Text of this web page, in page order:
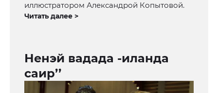
иллюстратором Александрой Копытовой.
Читать далее >
Ненэй вадада -иланда
саир’’